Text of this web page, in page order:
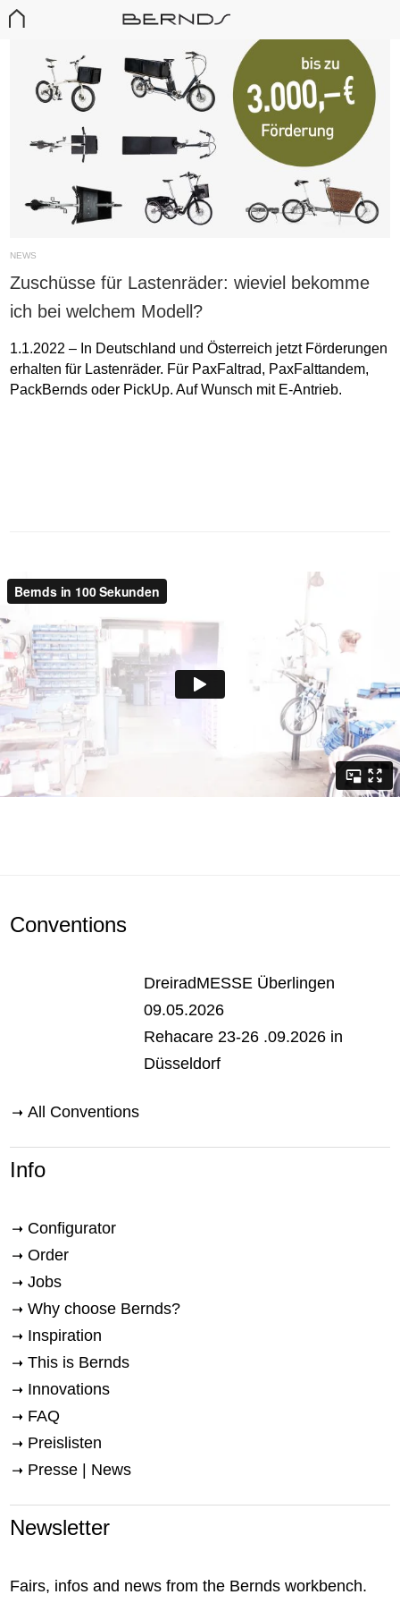
NEWS
Zuschüsse für Lastenräder: wieviel bekomme
ich bei welchem Modell?
1.1.2022 – In Deutschland und Österreich jetzt Förderungen
erhalten für Lastenräder. Für PaxFaltrad, PaxFalttandem,
PackBernds oder PickUp. Auf Wunsch mit E-Antrieb.
Conventions
DreiradMESSE Überlingen
09.05.2026
Rehacare 23-26 .09.2026 in
Düsseldorf
All Conventions
Info
Configurator
Order
Jobs
Why choose Bernds?
Inspiration
This is Bernds
Innovations
FAQ
Preislisten
Presse | News
Newsletter
Fairs, infos and news from the Bernds workbench.